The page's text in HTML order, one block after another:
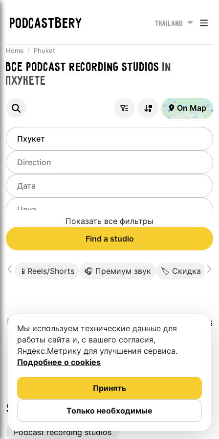
PODCASTBERY Thailand
Home Phuket
Все Podcast recording studios in
Пхукете
On Map
Показать все фильтры
Find a studio
📱Reels/Shorts 🎧 Премиум звук 🏷 Скидка
Unfortunately, there is no such studio in this
city.
Studios in nearby cities
Podcast recording studios
Мы используем технические данные для
работы сайта и, с вашего согласия,
Яндекс.Метрику для улучшения сервиса.
Подробнее о cookies
Только необходимые
Принять